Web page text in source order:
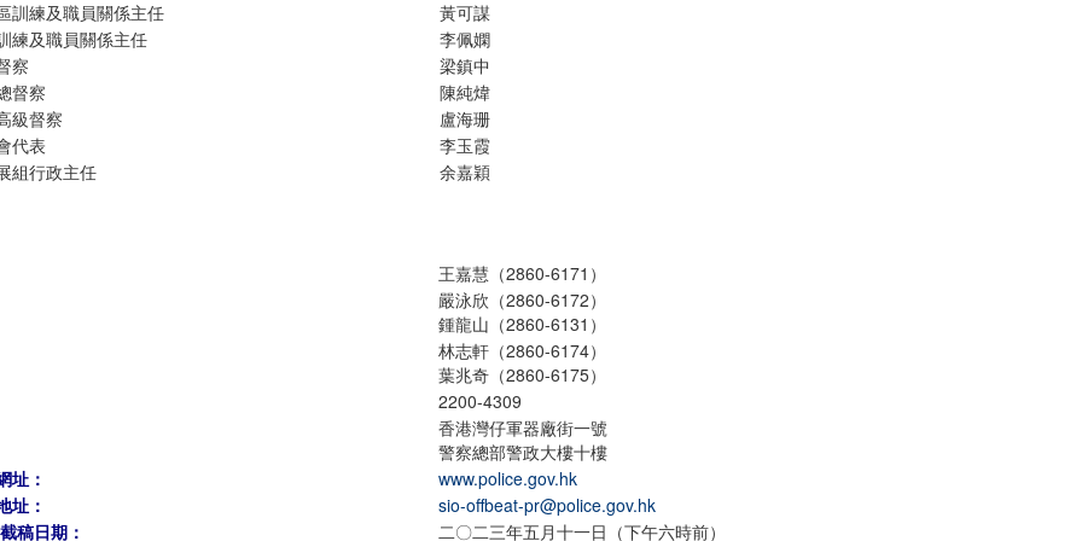
訓練及職員關係主任
黃可謀
練及職員關係主任
李佩嫻
察
梁鎮中
督察
陳純煒
級督察
盧海珊
代表
李玉霞
組行政主任
余嘉穎
王嘉慧（2860-6171）
嚴泳欣（2860-6172）
鍾龍山（2860-6131）
林志軒（2860-6174）
葉兆奇（2860-6175）
2200-4309
香港灣仔軍器廠街一號
警察總部警政大樓十樓
址：
www.police.gov.hk
址：
sio-offbeat-pr@police.gov.hk
稿日期：
二〇二三年五月十一日（下午六時前）